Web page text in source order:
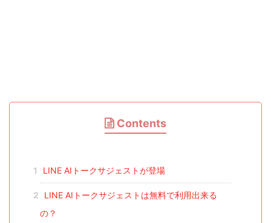
Contents
1 LINE AIトークサジェストが登場
2
LINE AIトークサジェストは無料で利用出来る
の？